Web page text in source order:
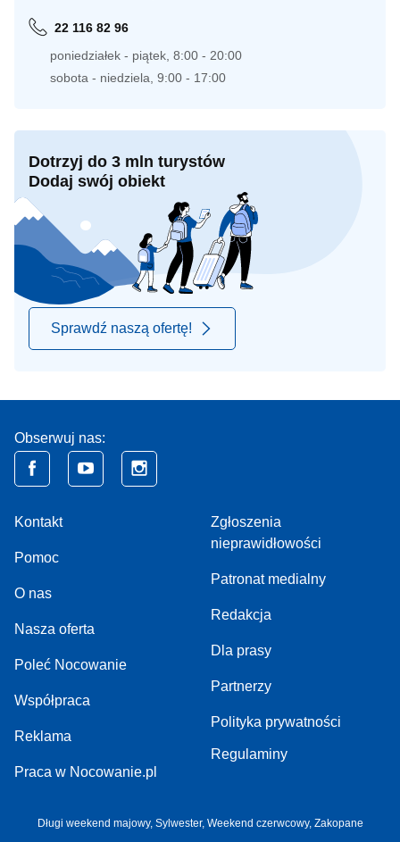
22 116 82 96
poniedziałek - piątek, 8:00 - 20:00
sobota - niedziela, 9:00 - 17:00
Dotrzyj do 3 mln turystów
Dodaj swój obiekt
Sprawdź naszą ofertę!
Obserwuj nas:
Kontakt
Pomoc
O nas
Nasza oferta
Poleć Nocowanie
Współpraca
Reklama
Praca w Nocowanie.pl
Zgłoszenia
nieprawidłowości
Patronat medialny
Redakcja
Dla prasy
Partnerzy
Polityka prywatności
Regulaminy
Długi weekend majowy, Sylwester, Weekend czerwcowy, Zakopane